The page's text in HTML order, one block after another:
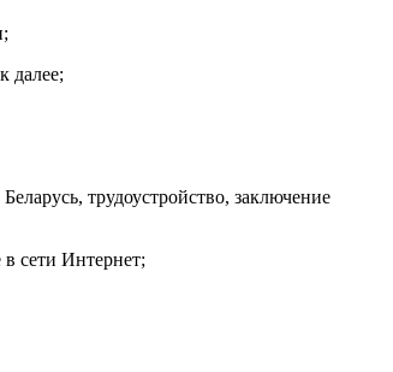
далее;
трудоустройство, заключение
сети Интернет;